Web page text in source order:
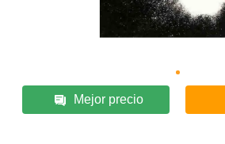
Mejor precio